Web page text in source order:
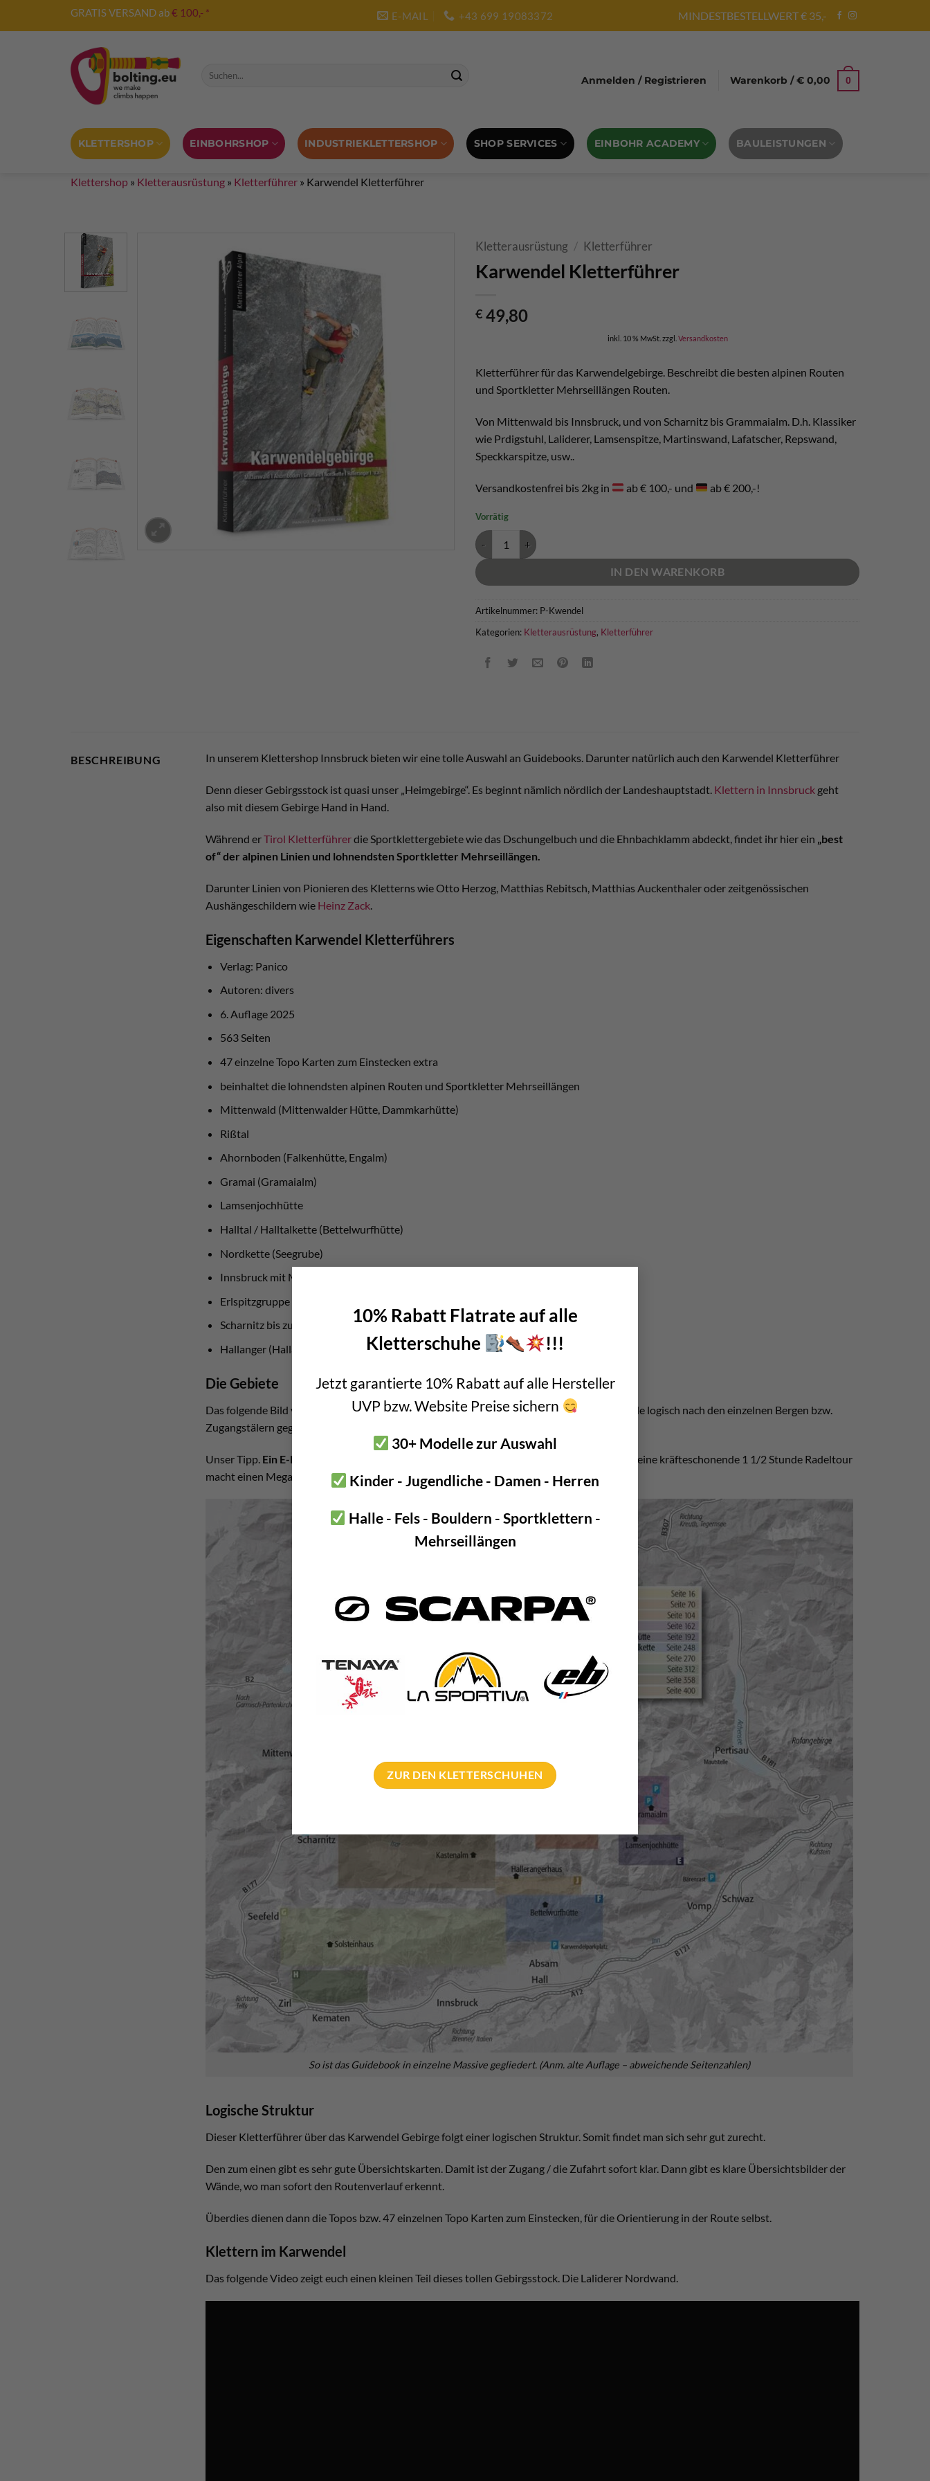
10% Rabatt Flatrate auf alle
Kletterschuhe
!!!
Jetzt garantierte 10% Rabatt auf alle Hersteller
UVP bzw. Website Preise sichern
30+ Modelle zur Auswahl
Kinder - Jugendliche - Damen - Herren
Halle - Fels - Bouldern - Sportklettern -
Mehrseillängen
ZUR DEN KLETTERSCHUHEN
GRATIS VERSAND ab€ 100,- * E-MAIL +43 699 19083372 MINDESTBESTELLWERT € 35,-
Suche nach:
Anmelden / Registrieren Warenkorb /€ 0,00 0
KLETTERSHOP EINBOHRSHOP INDUSTRIEKLETTERSHOP SHOP SERVICES EINBOHR ACADEMY BAULEISTUNGEN
Klettershop » Kletterausrüstung » Kletterführer » Karwendel Kletterführer
Kletterausrüstung / Kletterführer
Karwendel Kletterführer
€ 49,80
inkl. 10 % MwSt. zzgl. Versandkosten
Kletterführer für das Karwendelgebirge. Beschreibt die besten alpinen Routen
und Sportkletter Mehrseillängen Routen.
Von Mittenwald bis Innsbruck, und von Scharnitz bis Grammaialm. D.h. Klassiker
wie Prdigstuhl, Laliderer, Lamsenspitze, Martinswand, Lafatscher, Repswand,
Speckkarspitze, usw..
Versandkostenfrei bis 2kg in ab € 100,- und ab € 200,-!
Vorrätig
Karwendel Kletterführer Menge
IN DEN WARENKORB
Artikelnummer: P-Kwendel
Kategorien: Kletterausrüstung, Kletterführer
BESCHREIBUNG In unserem Klettershop Innsbruck bieten wir eine tolle Auswahl an Guidebooks. Darunter natürlich auch den Karwendel Kletterführer
Denn dieser Gebirgsstock ist quasi unser „Heimgebirge“. Es beginnt nämlich nördlich der Landeshauptstadt. Klettern in Innsbruck geht
also mit diesem Gebirge Hand in Hand.
Während erTirol Kletterführerdie Sportklettergebiete wie das Dschungelbuch und die Ehnbachklamm abdeckt, findet ihr hier ein „best
of“ der alpinen Linien und lohnendsten Sportkletter Mehrseillängen.
Darunter Linien von Pionieren des Kletterns wie Otto Herzog, Matthias Rebitsch, Matthias Auckenthaler oder zeitgenössischen
Aushängeschildern wie Heinz Zack
Eigenschaften Karwendel Kletterführers
Verlag: Panico
Autoren: divers
6. Auflage 2025
563 Seiten
47 einzelne Topo Karten zum Einstecken extra
beinhaltet die lohnendsten alpinen Routen und Sportkletter Mehrseillängen
Mittenwald (Mittenwalder Hütte, Dammkarhütte)
Rißtal
Ahornboden (Falkenhütte, Engalm)
Gramai (Gramaialm)
Lamsenjochhütte
Halltal / Halltalkette (Bettelwurfhütte)
Nordkette (Seegrube)
Innsbruck mit Martinswand und Ehnbachklamm
Erlspitzgruppe
Scharnitz bis zur Kastenalm (Im Verbrennten, Repswand)
Hallanger (Hallangerhaus)
Die Gebiete
Das folgende Bild veranschaulicht die Unterteilung des Kletterführers. Das Karwendel wurde logisch nach den einzelnen Bergen bzw.
Zugangstälern gegliedert.
Unser Tipp. Ein E-MTB ist in diesem Gebirge extrem hilfreich
. Ein 6 Stunden Marsch oder eine kräfteschonende 1 1/2 Stunde Radeltour
macht einen Mega Unterschied!
So ist das Guidebook in einzelne Massive gegliedert. (Anm. alte Auflage – abweichende Seitenzahlen)
Logische Struktur
Dieser Kletterführer über das Karwendel Gebirge folgt einer logischen Struktur. Somit findet man sich sehr gut zurecht.
Den zum einen gibt es sehr gute Übersichtskarten. Damit ist der Zugang / die Zufahrt sofort klar. Dann gibt es klare Übersichtsbilder der
Wände, wo man sofort den Routenverlauf erkennt.
Überdies dienen dann die Topos bzw. 47 einzelnen Topo Karten zum Einstecken, für die Orientierung in der Route selbst.
Klettern im Karwendel
Das folgende Video zeigt euch einen kleinen Teil dieses tollen Gebirgsstock. Die Laliderer Nordwand.